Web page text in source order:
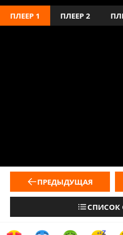
ПЛЕЕР 1 ПЛЕЕР 2
ПРЕДЫДУЩАЯ
СПИСОК